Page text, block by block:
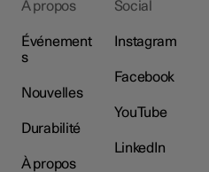
À propos
Événement
s
Nouvelles
Durabilité
À propos
Social
Instagram
Facebook
YouTube
LinkedIn